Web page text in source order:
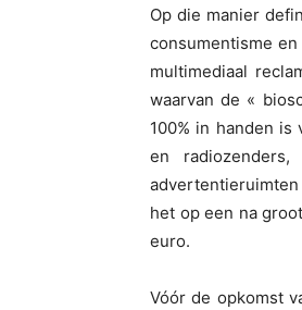
Op die manier
consumentisme
multimediaal
waarvan de «
100% in handen
en
het op een na
euro.
Vóór de opkomst